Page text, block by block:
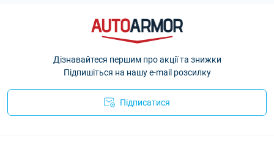
Дізнавайтеся першим про акції та знижки
Підпишіться на нашу e-mail розсилку
Підписатися